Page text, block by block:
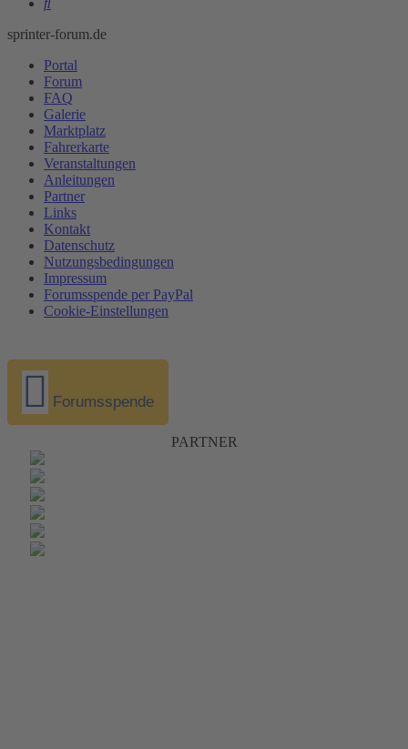
sprinter-forum.de
Portal
Forum
FAQ
Galerie
Marktplatz
Fahrerkarte
Veranstaltungen
Anleitungen
Partner
Links
Kontakt
Datenschutz
Nutzungsbedingungen
Impressum
Forumsspende per PayPal
Cookie-Einstellungen
Forumsspende
PARTNER